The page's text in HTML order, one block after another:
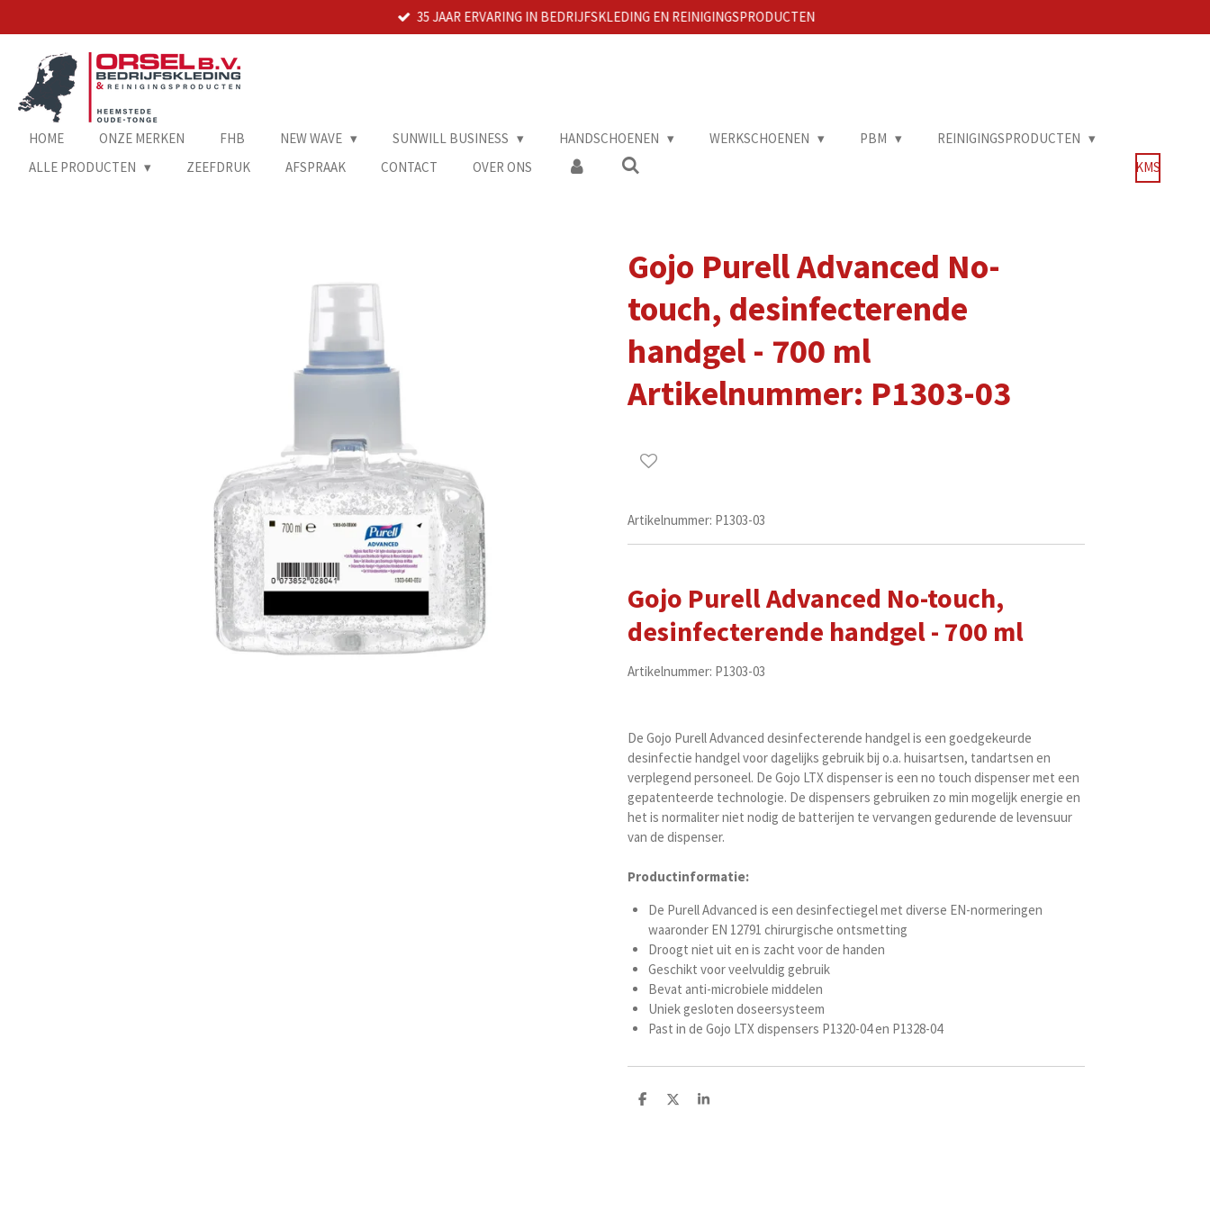
direct
hoofdinhoud
35 JAAR ERVARING IN BEDRIJFSKLEDING EN REINIGINGSPRODUCTEN
HOME ONZE MERKEN FHB NEW WAVE SUNWILL BUSINESS HANDSCHOENEN WERKSCHOENEN PBM
REINIGINGSPRODUCTEN
ALLE PRODUCTEN
ZEEFDRUK AFSPRAAK CONTACT OVER ONS KMS
Gojo Purell Advanced No-
touch, desinfecterende
handgel - 700 ml
Artikelnummer: P1303-03
Artikelnummer: P1303-03
Gojo Purell Advanced No-touch,
desinfecterende handgel - 700 ml
Artikelnummer: P1303-03
De Gojo Purell Advanced desinfecterende handgel is een goedgekeurde
desinfectie handgel voor dagelijks gebruik bij o.a. huisartsen, tandartsen en
verplegend personeel. De Gojo LTX dispenser is een no touch dispenser met een
gepatenteerde technologie. De dispensers gebruiken zo min mogelijk energie en
het is normaliter niet nodig de batterijen te vervangen gedurende de levensuur
van de dispenser.
Productinformatie:
De Purell Advanced is een desinfectiegel met diverse EN-normeringen
waaronder EN 12791 chirurgische ontsmetting
Droogt niet uit en is zacht voor de handen
Geschikt voor veelvuldig gebruik
Bevat anti-microbiele middelen
Uniek gesloten doseersysteem
Past in de Gojo LTX dispensers P1320-04 en P1328-04
D
D
S